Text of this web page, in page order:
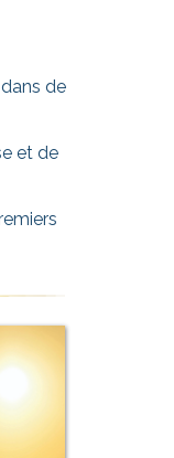
de
et de